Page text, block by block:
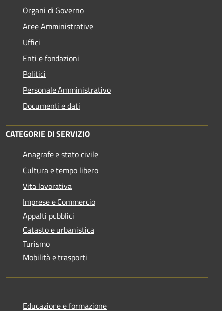
Organi di Governo
Aree Amministrative
Uffici
Enti e fondazioni
Politici
Personale Amministrativo
Documenti e dati
CATEGORIE DI SERVIZIO
Anagrafe e stato civile
Cultura e tempo libero
Vita lavorativa
Imprese e Commercio
Appalti pubblici
Catasto e urbanistica
Turismo
Mobilità e trasporti
Educazione e formazione